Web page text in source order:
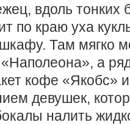
вдоль тонких
по краю уха
Там мягко
а
кофе «Якобс»
девушек,
налить